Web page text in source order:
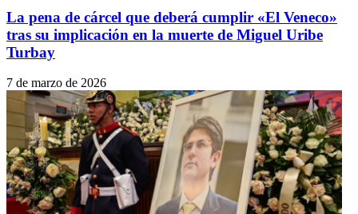
La pena de cárcel que deberá cumplir «El Veneco»
tras su implicación en la muerte de Miguel Uribe
Turbay
7 de marzo de 2026